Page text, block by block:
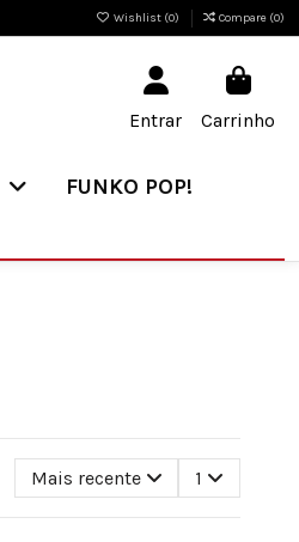
Wishlist (0) Compare (0)
Entrar Carrinho
FUNKO POP!
Mais recente 1